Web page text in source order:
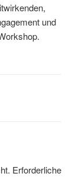
und
Erforderliche